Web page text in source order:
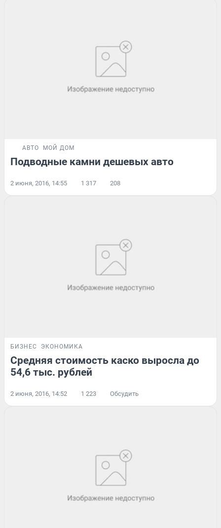
АВТО МОЙ ДОМ
Подводные камни дешевых авто
2 июня, 2016, 14:55 1 317 208
БИЗНЕС ЭКОНОМИКА
Средняя стоимость каско выросла до
54,6 тыс. рублей
2 июня, 2016, 14:52 1 223 Обсудить